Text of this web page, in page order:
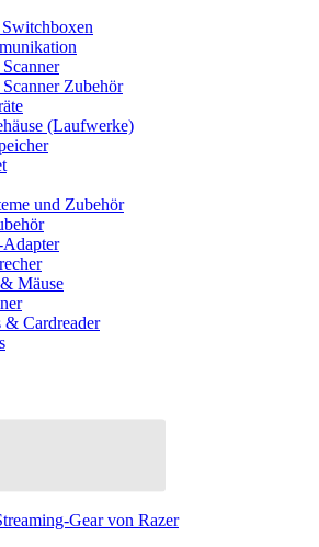
Zubehör
(Laufwerke)
und Zubehör
Mäuse
Cardreader
Gear von Razer